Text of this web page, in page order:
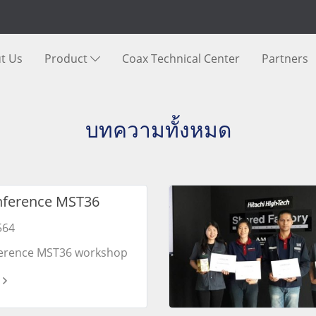
Us Product Coax Technical Center Partners
บทความทั้งหมด
MST36
MST36 workshop
Ultim Max EDS
CMOS EBSD Date: